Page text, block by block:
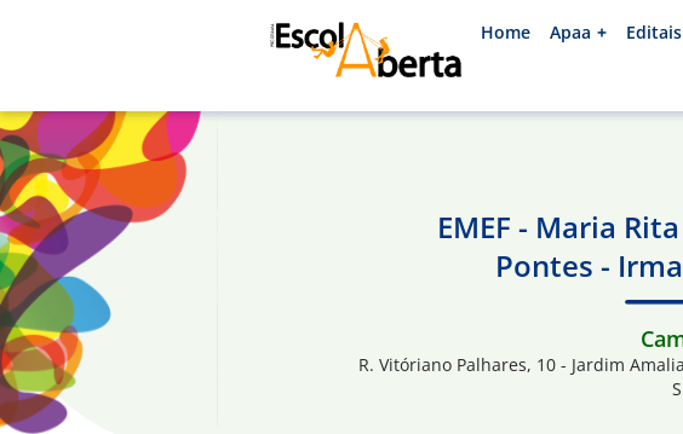
Home Apaa
EMEF - Maria
Pontes -
R. Vitóriano Palhares, 10 - Jardim